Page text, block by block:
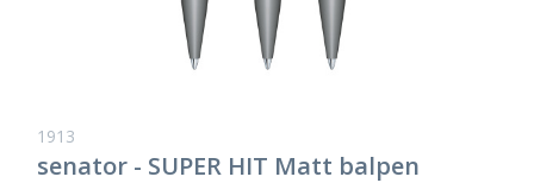
1913
senator - SUPER HIT Matt balpen